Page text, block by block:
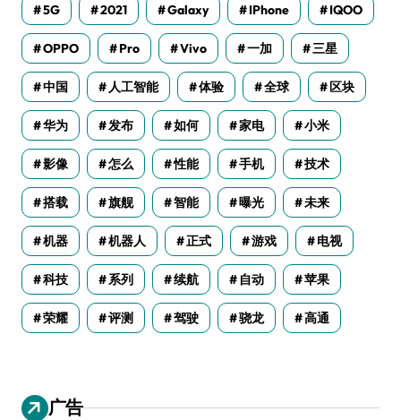
5G 2021 Galaxy IPhone IQOO
OPPO Pro Vivo 一加 三星
中国 人工智能 体验 全球 区块
华为 发布 如何 家电 小米
影像 怎么 性能 手机 技术
搭载 旗舰 智能 曝光 未来
机器 机器人 正式 游戏 电视
科技 系列 续航 自动 苹果
荣耀 评测 驾驶 骁龙 高通
广告